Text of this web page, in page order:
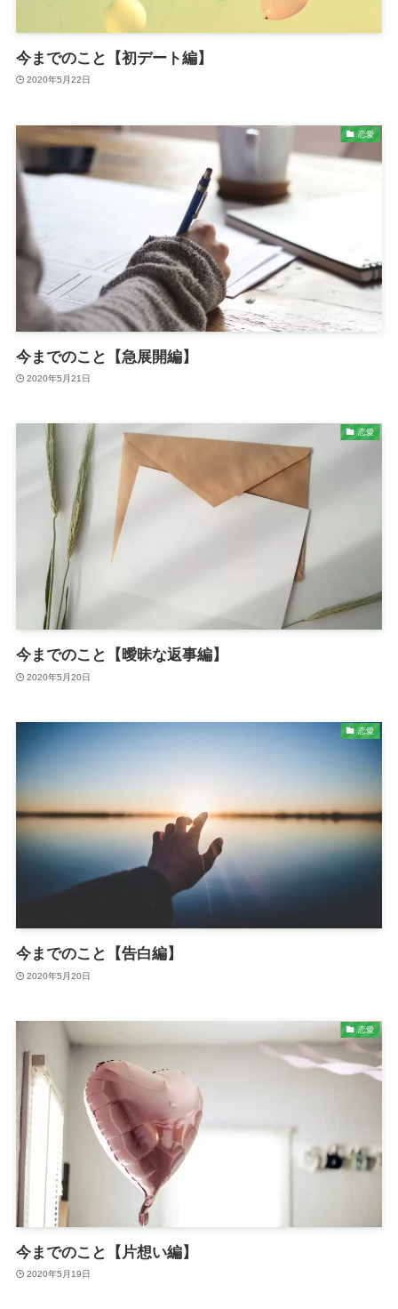
今までのこと【初デート編】
2020年5月22日
恋愛
今までのこと【急展開編】
2020年5月21日
恋愛
今までのこと【曖昧な返事編】
2020年5月20日
恋愛
今までのこと【告白編】
2020年5月20日
恋愛
今までのこと【片想い編】
2020年5月19日